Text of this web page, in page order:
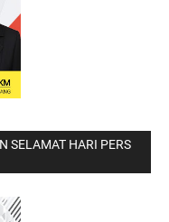
SELAMAT HARI PERS